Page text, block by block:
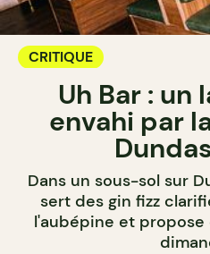
CRITIQUE
Uh Bar :
envahi par
Dans un sous-sol sur
sert des gin fizz
l'aubépine et propose